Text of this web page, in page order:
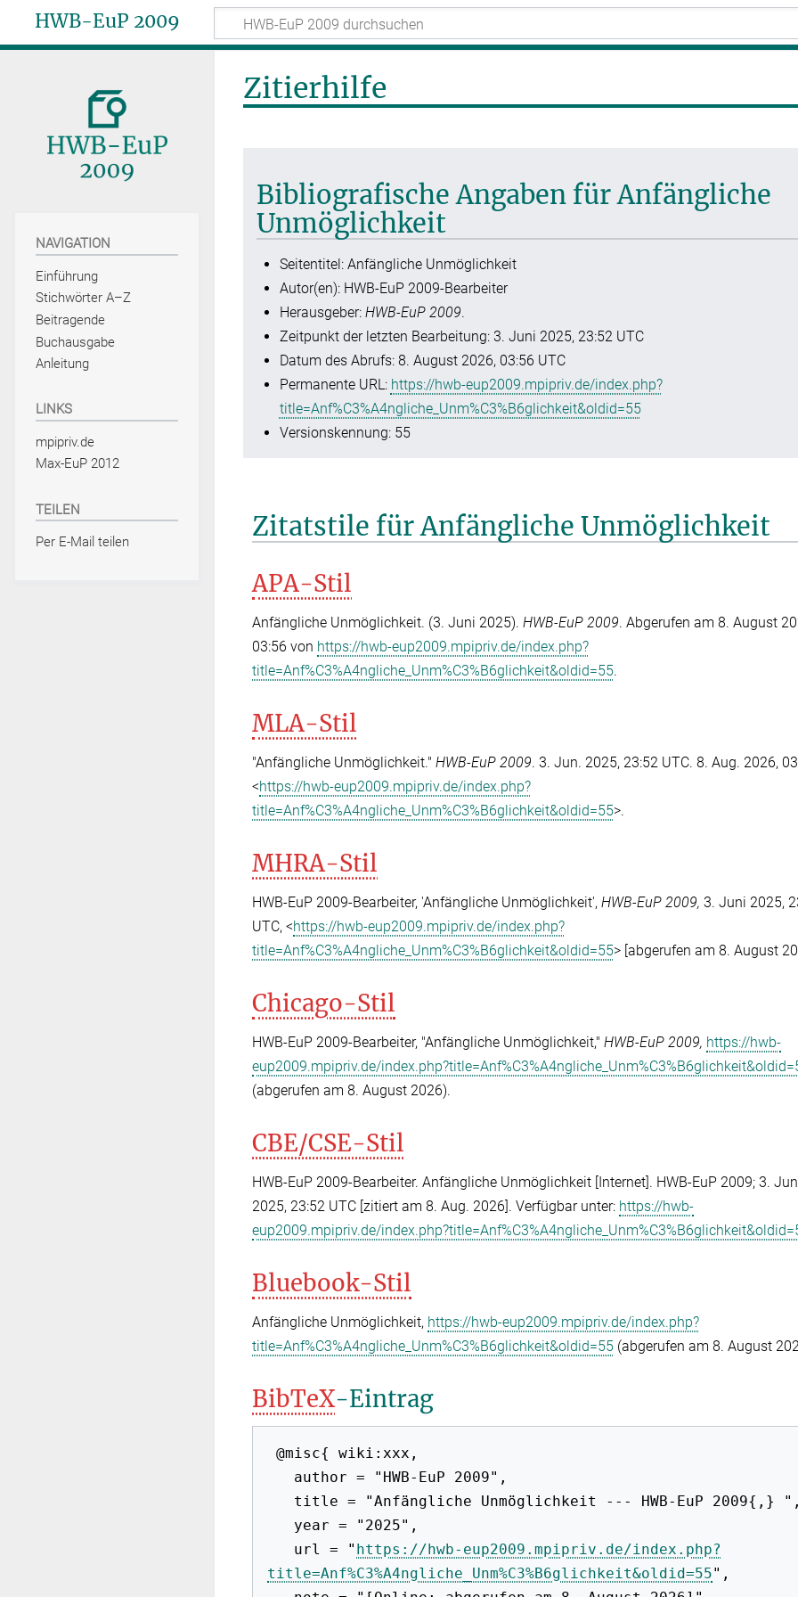
HWB-EuP 2009
Zitierhilfe
Bibliografische Angaben für Anfängliche
Unmöglichkeit
Seitentitel: Anfängliche Unmöglichkeit
Autor(en): HWB-EuP 2009-Bearbeiter
Herausgeber: HWB-EuP 2009.
Zeitpunkt der letzten Bearbeitung: 3. Juni 2025, 23:52 UTC
Datum des Abrufs: 8. August 2026, 03:56 UTC
Permanente URL: https://hwb-eup2009.mpipriv.de/index.php?
title=Anf%C3%A4ngliche_Unm%C3%B6glichkeit&oldid=55
Versionskennung: 55
Zitatstile für Anfängliche Unmöglichkeit
APA-Stil
Anfängliche Unmöglichkeit. (3. Juni 2025). HWB-EuP 2009. Abgerufen am 8. August
03:56 von https://hwb-eup2009.mpipriv.de/index.php?
title=Anf%C3%A4ngliche_Unm%C3%B6glichkeit&oldid=55.
MLA-Stil
"Anfängliche Unmöglichkeit." HWB-EuP 2009. 3. Jun. 2025, 23:52 UTC. 8. Aug. 2026,
<https://hwb-eup2009.mpipriv.de/index.php?
title=Anf%C3%A4ngliche_Unm%C3%B6glichkeit&oldid=55>.
MHRA-Stil
HWB-EuP 2009-Bearbeiter, 'Anfängliche Unmöglichkeit', HWB-EuP 2009, 3. Juni 2025,
UTC, <https://hwb-eup2009.mpipriv.de/index.php?
title=Anf%C3%A4ngliche_Unm%C3%B6glichkeit&oldid=55> [abgerufen am 8. August
Chicago-Stil
HWB-EuP 2009-Bearbeiter, "Anfängliche Unmöglichkeit," HWB-EuP 2009, https://hwb-
eup2009.mpipriv.de/
(abgerufen am 8. August 2026).
CBE/CSE-Stil
HWB-EuP 2009-Bearbeiter. Anfängliche Unmöglichkeit [Internet]. HWB-EuP 2009; 3.
2025, 23:52 UTC [zitiert am 8. Aug. 2026]. Verfügbar unter: https://hwb-
eup2009.mpipriv.de/
Bluebook-Stil
Anfängliche Unmöglichkeit, https://hwb-eup2009.mpipriv.de/index.php?
title=Anf%C3%A4ngliche_Unm%C3%B6glichkeit&oldid=55 (abgerufen am 8. August
BibTeX-Eintrag
   url = "
https://hwb-eup2009.mpipriv.de/index.php?
title=Anf%C3%A4ngliche_Unm%C3%B6glichkeit&oldid=55",
NAVIGATION
Einführung
Stichwörter A–Z
Beitragende
Buchausgabe
Anleitung
LINKS
mpipriv.de
Max-EuP 2012
TEILEN
Per E-Mail teilen